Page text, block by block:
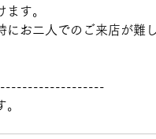
す。
お二人でのご来店が難